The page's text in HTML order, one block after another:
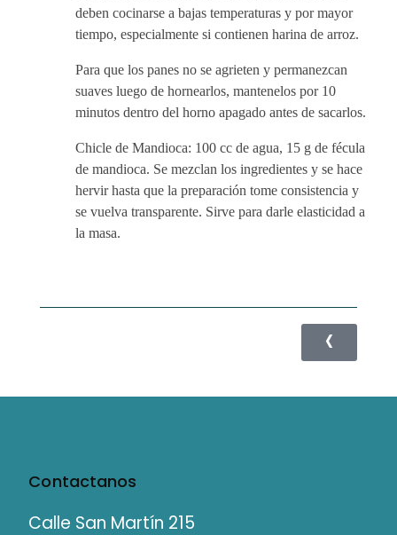
deben cocinarse a bajas temperaturas y por mayor
tiempo, especialmente si contienen harina de arroz.
Para que los panes no se agrieten y permanezcan
suaves luego de hornearlos, mantenelos por 10
minutos dentro del horno apagado antes de sacarlos.
Chicle de Mandioca: 100 cc de agua, 15 g de fécula
de mandioca. Se mezclan los ingredientes y se hace
hervir hasta que la preparación tome consistencia y
se vuelva transparente. Sirve para darle elasticidad a
la masa.
Contactanos
Calle San Martín 215